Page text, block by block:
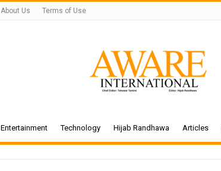
About Us Terms of Use
Entertainment Technology Hijab Randhawa Articles